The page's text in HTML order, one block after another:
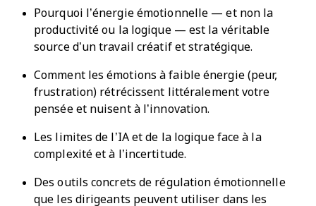
Pourquoi l’énergie émotionnelle — et non la
productivité ou la logique — est la véritable
source d’un travail créatif et stratégique.
Comment les émotions à faible énergie (peur,
frustration) rétrécissent littéralement votre
pensée et nuisent à l’innovation.
Les limites de l’IA et de la logique face à la
complexité et à l’incertitude.
Des outils concrets de régulation émotionnelle
que les dirigeants peuvent utiliser dans les